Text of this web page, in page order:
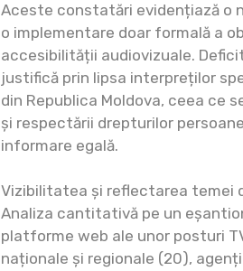
Aceste constatări evidențiază o
o implementare doar formală a
accesibilității audiovizuale.
justifică prin lipsa interpreților
din Republica Moldova, ceea ce
și respectării drepturilor
informare egală.
Vizibilitatea și reflectarea temei
Analiza cantitativă pe un
platforme web ale unor posturi
naționale și regionale (20),